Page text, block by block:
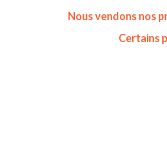
Nous vendons nos
Certains